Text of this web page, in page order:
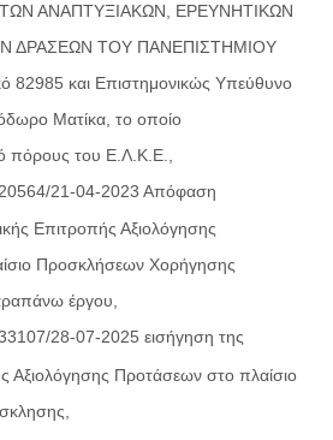
ΑΝΑΠΤΥΞΙΑΚΩΝ, ΕΡΕΥΝΗΤΙΚΩΝ
ΔΡΑΣΕΩΝ ΤΟΥ ΠΑΝΕΠΙΣΤΗΜΙΟΥ
82985 και Επιστημονικώς Υπεύθυνο
Ματίκα, το οποίο
πόρους του Ε.Λ.Κ.Ε.,
21-04-2023 Απόφαση
Επιτροπής Αξιολόγησης
Προσκλήσεων Χορήγησης
έργου,
28-07-2025 εισήγηση της
Αξιολόγησης Προτάσεων στο πλαίσιο